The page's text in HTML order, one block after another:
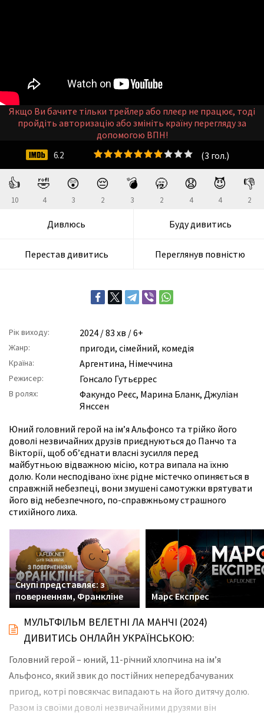
👍
10
🤣
4
😲
3
😔
2
💣
3
🥱
2
😧
4
😈
4
👎
2
Дивлюсь Буду дивитись
Перестав дивитись Переглянув повністю
Рік виходу: 2024 / 83 хв / 6+
Жанр: пригоди, сімейний, комедія
Країна: Аргентина, Німеччина
Режисер: Гонсало Гутьєррес
В ролях: Факундо Реєс, Марина Бланк, Джуліан
Янссен
Юний головний герой на ім’я Альфонсо та трійко його
доволі незвичайних друзів приєднуються до Панчо та
Вікторії, щоб об’єднати власні зусилля перед
майбутньою відважною місію, котра випала на їхню
долю. Коли несподівано їхнє рідне містечко опиняється в
справжній небезпеці, вони змушені самотужки врятувати
його від небезпечного, по-справжньому страшного
стихійного лиха.
(3 гол.)
6.2
Якщо Ви бачите тільки трейлер або плеєр не працює, тоді
пройдіть авторизацію або змініть країну перегляду за
допомогою ВПН!
Снупі представляє: з
поверненням, Франкліне
Марс Експрес
МУЛЬТФІЛЬМ ВЕЛЕТНІ ЛА МАНЧІ (2024)
ДИВИТИСЬ ОНЛАЙН УКРАЇНСЬКОЮ:
Головний герой – юний, 11-річний хлопчина на ім’я
Альфонсо, який звик до постійних непередбачуваних
пригод, котрі повсякчас випадають на його дитячу долю.
Разом із своїми доволі незвичайними друзями він